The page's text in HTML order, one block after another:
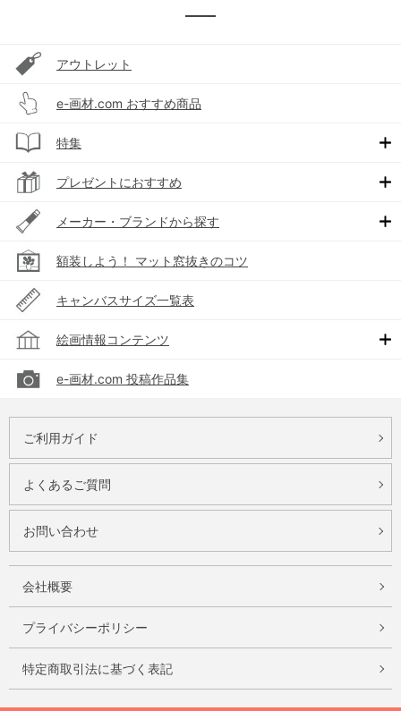
アウトレット
e-画材.com おすすめ商品
特集
プレゼントにおすすめ
メーカー・ブランドから探す
額装しよう！ マット窓抜きのコツ
キャンバスサイズ一覧表
絵画情報コンテンツ
e-画材.com 投稿作品集
ご利用ガイド
よくあるご質問
お問い合わせ
会社概要
プライバシーポリシー
特定商取引法に基づく表記